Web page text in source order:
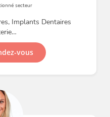
secteur
Implants Dentaires
vous